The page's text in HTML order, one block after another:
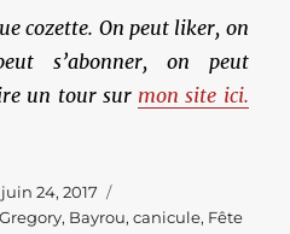
cozette. On peut liker, on
s’abonner, on peut
un tour sur mon site ici.
Publié
le
juin 24, 2017
, Bayrou,canicule, Fête